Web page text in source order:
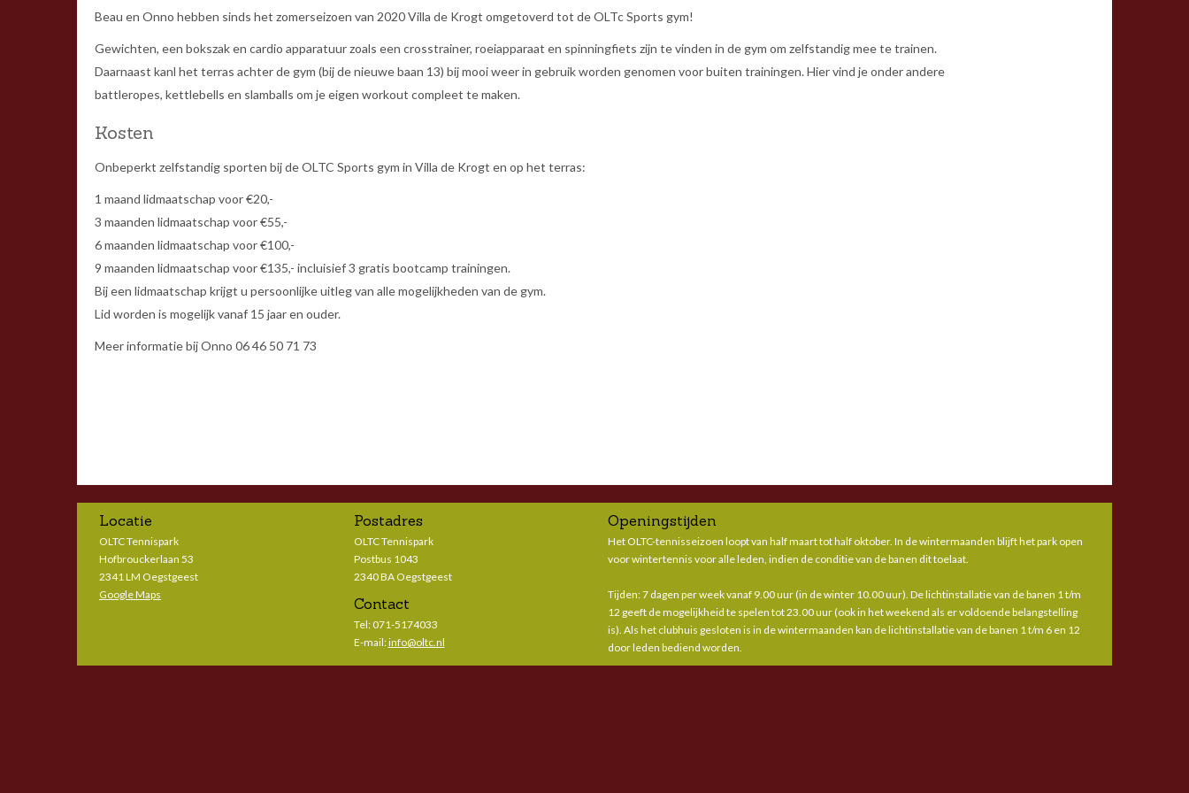
Beau en Onno hebben sinds het zomerseizoen van 2020 Villa de Krogt omgetoverd tot de OLTc Sports gym!
Gewichten, een bokszak en cardio apparatuur zoals een crosstrainer, roeiapparaat en spinningfiets zijn te vinden in de gym om zelfstandig mee te trainen.
Daarnaast kanl het terras achter de gym (bij de nieuwe baan 13) bij mooi weer in gebruik worden genomen voor buiten trainingen. Hier vind je onder andere
battleropes, kettlebells en slamballs om je eigen workout compleet te maken.
Kosten
Onbeperkt zelfstandig sporten bij de OLTC Sports gym in Villa de Krogt en op het terras:
1 maand lidmaatschap voor €20,-
3 maanden lidmaatschap voor €55,-
6 maanden lidmaatschap voor €100,-
9 maanden lidmaatschap voor €135,- incluisief 3 gratis bootcamp trainingen.
Bij een lidmaatschap krijgt u persoonlijke uitleg van alle mogelijkheden van de gym.
Lid worden is mogelijk vanaf 15 jaar en ouder.
Meer informatie bij Onno 06 46 50 71 73
Locatie
OLTC Tennispark
Hofbrouckerlaan 53
2341 LM Oegstgeest
Google Maps
Postadres
OLTC Tennispark
Postbus 1043
2340 BA Oegstgeest
Contact
Tel: 071-5174033
E-mail:info@oltc.nl
Openingstijden
Het OLTC-tennisseizoen loopt van half maart tot half oktober. In de wintermaanden blijft het park open
voor wintertennis voor alle leden, indien de conditie van de banen dit toelaat.
Tijden: 7 dagen per week vanaf 9.00 uur (in de winter 10.00 uur). De lichtinstallatie van de banen 1 t/m
12 geeft de mogelijkheid te spelen tot 23.00 uur (ook in het weekend als er voldoende belangstelling
is). Als het clubhuis gesloten is in de wintermaanden kan de lichtinstallatie van de banen 1 t/m 6 en 12
door leden bediend worden.